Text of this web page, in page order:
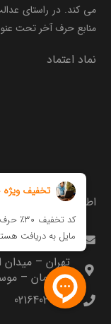
منابع حرف آخر تحت
نماد اعتماد
اطلاعات تماس
تهران –
مترجمان –
02164035000